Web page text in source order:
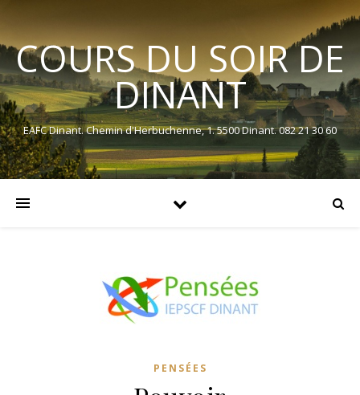
COURS DU SOIR DE
DINANT
EAFC Dinant. Chemin d'Herbuchenne, 1. 5500 Dinant. 082 21 30 60
PENSÉES